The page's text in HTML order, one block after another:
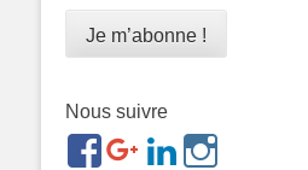
Nous suivre
https://
ref=br_rs
https://https://
bonin-